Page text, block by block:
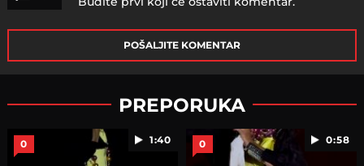
POŠALJITE KOMENTAR
PREPORUKA
1:40
0 0:58
0